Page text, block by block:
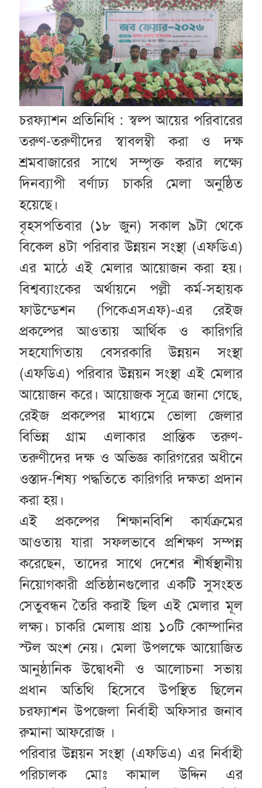
চরফ্যাশন প্রতিনিধি : স্বল্প আয়ের পরিবারের
তরুণ-তরুণীদের স্বাবলম্বী করা ও দক্ষ
শ্রমবাজারের সাথে সম্পৃক্ত করার লক্ষ্যে
দিনব্যাপী বর্ণাঢ্য চাকরি মেলা অনুষ্ঠিত
হয়েছে।
বৃহসপতিবার (১৮ জুন) সকাল ৯টা থেকে
বিকেল ৪টা পরিবার উন্নয়ন সংস্থা (এফডিএ)
এর মাঠে এই মেলার আয়োজন করা হয়।
বিশ্বব্যাংকের অর্থায়নে পল্লী কর্ম-সহায়ক
ফাউন্ডেশন (পিকেএসএফ)-এর রেইজ
প্রকল্পের আওতায় আর্থিক ও কারিগরি
সহযোগিতায় বেসরকারি উন্নয়ন সংস্থা
(এফডিএ) পরিবার উন্নয়ন সংস্থা এই মেলার
আয়োজন করে। আয়োজক সূত্রে জানা গেছে,
রেইজ প্রকল্পের মাধ্যমে ভোলা জেলার
বিভিন্ন গ্রাম এলাকার প্রান্তিক তরুণ-
তরুণীদের দক্ষ ও অভিজ্ঞ কারিগরের অধীনে
ওস্তাদ-শিষ্য পদ্ধতিতে কারিগরি দক্ষতা প্রদান
করা হয়।
এই প্রকল্পের শিক্ষানবিশি কার্যক্রমের
আওতায় যারা সফলভাবে প্রশিক্ষণ সম্পন্ন
করেছেন, তাদের সাথে দেশের শীর্ষস্থানীয়
নিয়োগকারী প্রতিষ্ঠানগুলোর একটি সুসংহত
সেতুবন্ধন তৈরি করাই ছিল এই মেলার মূল
লক্ষ্য। চাকরি মেলায় প্রায় ১০টি কোম্পানির
স্টল অংশ নেয়। মেলা উপলক্ষে আয়োজিত
আনুষ্ঠানিক উদ্বোধনী ও আলোচনা সভায়
প্রধান অতিথি হিসেবে উপস্থিত ছিলেন
চরফ্যাশন উপজেলা নির্বাহী অফিসার জনাব
রুমানা আফরোজ ।
পরিবার উন্নয়ন সংস্থা (এফডিএ) এর নির্বাহী
পরিচালক মোঃ কামাল উদ্দিন এর